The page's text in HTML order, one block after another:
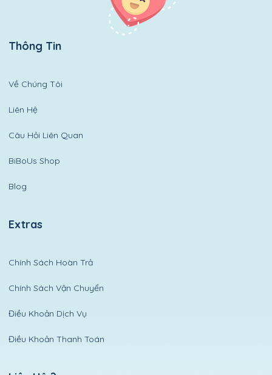
Thông Tin
Về Chúng Tôi
Liên Hệ
Câu Hỏi Liên Quan
BiBoUs Shop
Blog
Extras
Chính Sách Hoàn Trả
Chính Sách Vận Chuyển
Điều Khoản Dịch Vụ
Điều Khoản Thanh Toán